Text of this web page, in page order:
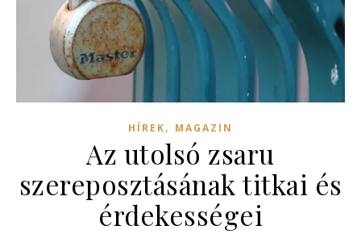
HÍREK, MAGAZIN
Az utolsó zsaru
szereposztásának titkai és
érdekességei